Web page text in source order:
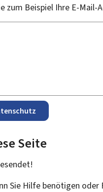
zum Beispiel Ihre E-
Seite
Sie Hilfe benötigen